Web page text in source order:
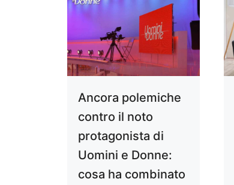
Ancora polemiche
contro il noto
protagonista di
Uomini e Donne:
cosa ha combinato